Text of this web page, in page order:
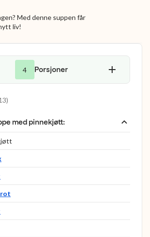
Med denne suppen får
liv!
4 Porsjoner
)
med pinnekjøtt: